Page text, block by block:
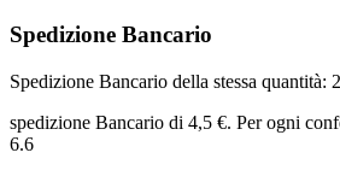
Spedizione Bancario
Spedizione Bancario della stessa quantità:
spedizione Bancario di 4,5 €. Per ogni
6.6